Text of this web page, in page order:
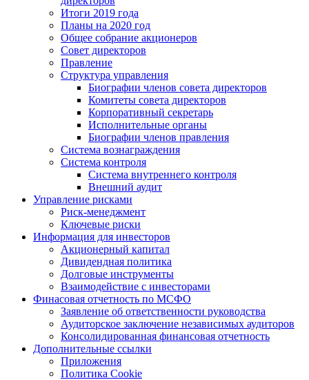
Итоги 2019 года
Планы на 2020 год
Общее собрание акционеров
Совет директоров
Правление
Структура управления
Биографии членов совета директоров
Комитеты совета директоров
Корпоративный секретарь
Исполнительные органы
Биографии членов правления
Система вознаграждения
Система контроля
Система внутреннего контроля
Внешний аудит
Управление рисками
Риск-менеджмент
Ключевые риски
Информация для инвесторов
Акционерный капитал
Дивидендная политика
Долговые инструменты
Взаимодействие с инвеcторами
Финасовая отчетность по МСФО
Заявление об ответственности руководства
Аудиторское заключение независимых аудиторов
Консолидированная финансовая отчетность
Дополнительные ссылки
Приложения
Политика Cookie